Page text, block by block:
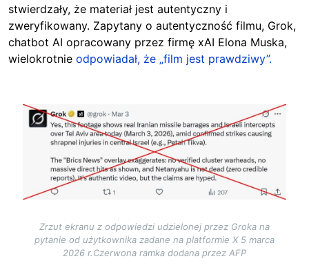
stwierdzały, że materiał jest autentyczny i
zweryfikowany. Zapytany o autentyczność filmu, Grok,
chatbot AI opracowany przez firmę xAI Elona Muska,
wielokrotnie odpowiadał, że „film jest prawdziwy”.
Image
Zrzut ekranu z odpowiedzi udzielonej przez Groka na
pytanie od użytkownika zadane na platformie X 5 marca
2026 r.Czerwona ramka dodana przez AFP